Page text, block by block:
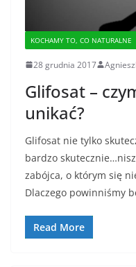
KOCHAMY TO, CO NATURALNE
28 grudnia 2017
Glifosat –
unikać?
Glifosat nie tylko
bardzo
zabójca, o którym się
Dlaczego powinniśmy
Read More